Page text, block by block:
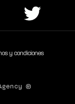
y condiciones
®